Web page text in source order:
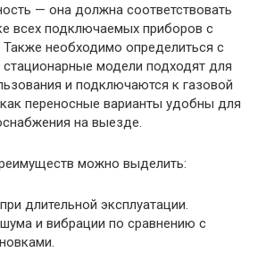
— она должна соответствовать
всех подключаемых приборов с
Также необходимо определиться с
стационарные модели подходят для
и подключаются к газовой
переносные варианты удобны для
на выезде.
можно выделить:
длительной эксплуатации.
и вибрации по сравнению с